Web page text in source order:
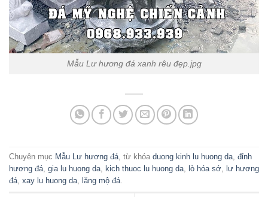
Mẫu Lư hương đá xanh rêu đẹp.jpg
Chuyên mục Mẫu Lư hương đá, từ khóa duong kinh lu huong da, đỉnh
hương đá, gia lu huong da, kich thuoc lu huong da, lò hóa sớ, lư hương
đá, xay lu huong da, lăng mộ đá.